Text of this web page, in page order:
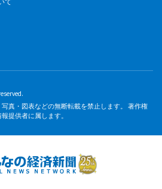
真・図表などの無断転載を禁止します。 著作権
提供者に属します。